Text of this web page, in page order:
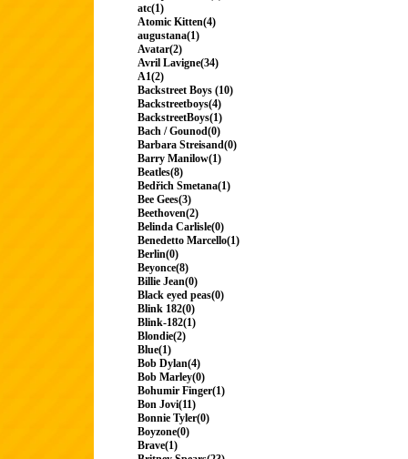
atc(1)
Atomic Kitten(4)
augustana(1)
Avatar(2)
Avril Lavigne(34)
A1(2)
Backstreet Boys (10)
Backstreetboys(4)
BackstreetBoys(1)
Bach / Gounod(0)
Barbara Streisand(0)
Barry Manilow(1)
Beatles(8)
Bedřich Smetana(1)
Bee Gees(3)
Beethoven(2)
Belinda Carlisle(0)
Benedetto Marcello(1)
Berlin(0)
Beyonce(8)
Billie Jean(0)
Black eyed peas(0)
Blink 182(0)
Blink-182(1)
Blondie(2)
Blue(1)
Bob Dylan(4)
Bob Marley(0)
Bohumir Finger(1)
Bon Jovi(11)
Bonnie Tyler(0)
Boyzone(0)
Brave(1)